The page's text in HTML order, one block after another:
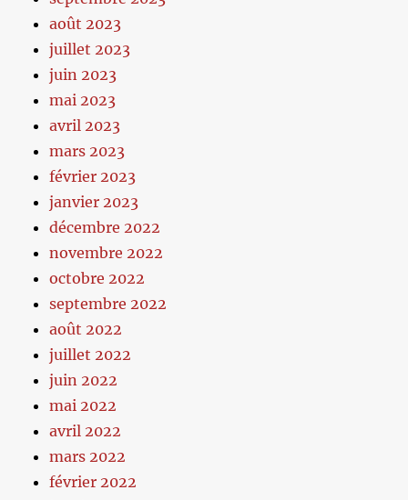
août 2023
juillet 2023
juin 2023
mai 2023
avril 2023
mars 2023
février 2023
janvier 2023
décembre 2022
novembre 2022
octobre 2022
septembre 2022
août 2022
juillet 2022
juin 2022
mai 2022
avril 2022
mars 2022
février 2022